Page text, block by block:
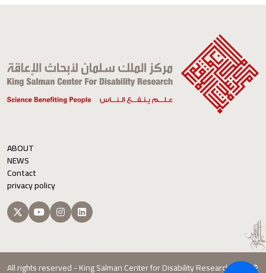
ABOUT
NEWS
Contact
privacy policy
All rights reserved - King Salman Center for Disability Research 2026 ©